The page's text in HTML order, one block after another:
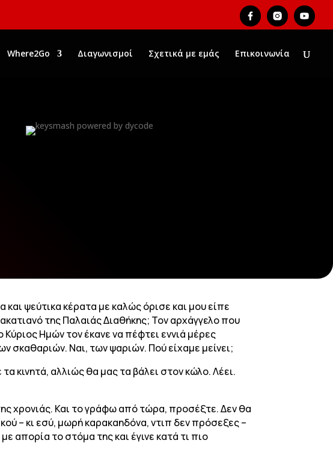
Where2Go Διαγωνισμοί Σχετικά με εμάς Επικοινωνία
ψεύτικα κέρατα με καλώς όρισε και μου είπε
της Παλαιάς Διαθήκης; Τον αρχάγγελο που
Ημών τον έκανε να πέφτει εννιά μέρες
σκαθαριών. Ναι, των ψαριών. Πού είχαμε μείνει;
κινητά, αλλιώς θα μας τα βάλει στον κώλο. Λέει.
χρονιάς. Και το γράφω από τώρα, προσέξτε. Δεν θα
– κι εσύ, μωρή καρακαηδόνα, ντιπ δεν πρόσεξες –
απορία το στόμα της και έγινε κατά τι πιο